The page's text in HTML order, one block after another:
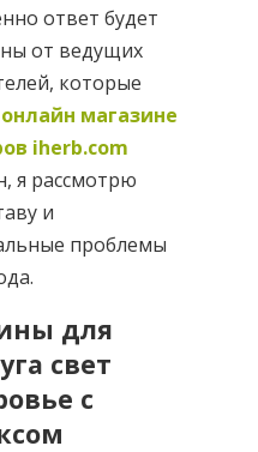
ответ будет
от ведущих
которые
онлайн магазине
iherb.com
я рассмотрю
и
проблемы
для
свет
с